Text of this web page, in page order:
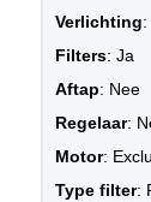
Verlichting
Filters: Ja
Aftap: Nee
Regelaar:
Motor:
Type filter: